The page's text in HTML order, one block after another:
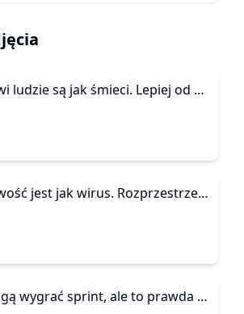
&quot;Fałszywi ludzie są jak śmieci. Lepiej od nich trzymać się z daleka.&quot;
&quot;Fałszywość jest jak wirus. Rozprzestrzenia się szybko i łatwo, a może zaszkodzić wszystkim, którzy się na nią natkną.&quot;
Kłamstwa mogą wygrać sprint, ale to prawda wygrywa cały maraton